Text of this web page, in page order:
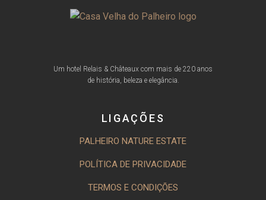
Um hotel Relais & Châteaux com mais de 220 anos
de história, beleza e elegância.
LIGAÇÕES
PALHEIRO NATURE ESTATE
POLÍTICA DE PRIVACIDADE
TERMOS E CONDIÇÕES